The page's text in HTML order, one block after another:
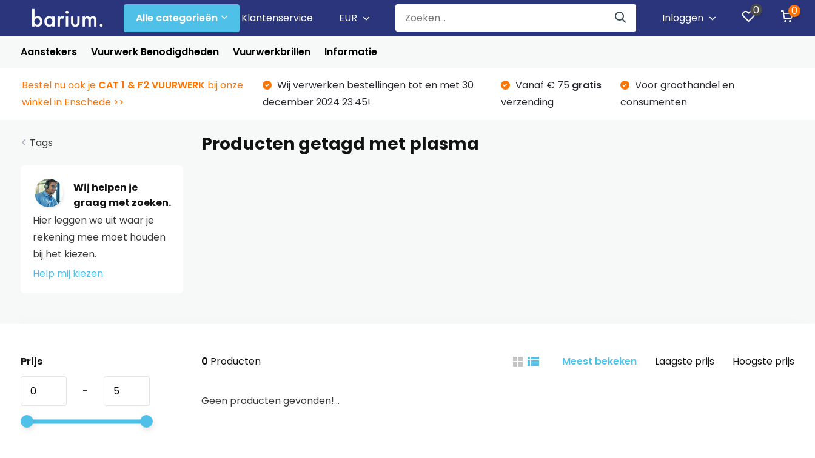
Alle categorieën Klantenservice EUR Inloggen
0 0
Aanstekers Vuurwerk Benodigdheden Vuurwerkbrillen Informatie
Bestel nu ook je CAT 1 & F2 VUURWERK bij onze
winkel in Enschede >>
Wij verwerken bestellingen tot en met 30
december 2024 23:45!
Vanaf € 75 gratis
verzending
Voor groothandel en
consumenten
Tags
Wij helpen je
graag met zoeken.
Hier leggen we uit waar je
rekening mee moet houden
bij het kiezen.
Help mij kiezen
Producten getagd met plasma
Prijs
-
0 Producten Meest bekeken Laagste prijs Hoogste prijs
Geen producten gevonden!...